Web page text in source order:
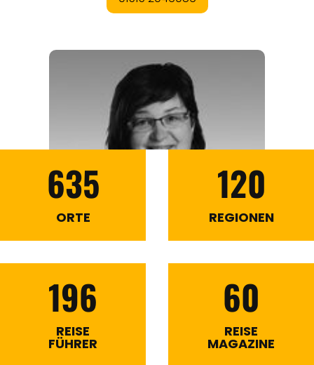
635
ORTE
120
REGIONEN
196
REISE
FÜHRER
60
REISE
MAGAZINE